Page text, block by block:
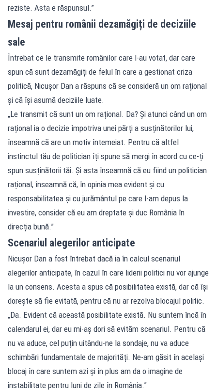
reziste. Asta e răspunsul.”
Mesaj pentru românii dezamăgiți de deciziile
sale
Întrebat ce le transmite românilor care l-au votat, dar care
spun că sunt dezamăgiți de felul în care a gestionat criza
politică, Nicușor Dan a răspuns că se consideră un om rațional
și că își asumă deciziile luate.
„Le transmit că sunt un om rațional. Da? Și atunci când un om
rațional ia o decizie împotriva unei părți a susținătorilor lui,
înseamnă că are un motiv întemeiat. Pentru că altfel
instinctul tău de politician îți spune să mergi în acord cu ce-ți
spun susținătorii tăi. Și asta înseamnă că eu fiind un politician
rațional, înseamnă că, în opinia mea evident și cu
responsabilitatea și cu jurământul pe care l-am depus la
investire, consider că eu am dreptate și duc România în
direcția bună.”
Scenariul alegerilor anticipate
Nicușor Dan a fost întrebat dacă ia în calcul scenariul
alegerilor anticipate, în cazul în care liderii politici nu vor ajunge
la un consens. Acesta a spus că posibilitatea există, dar că își
dorește să fie evitată, pentru că nu ar rezolva blocajul politic.
„Da. Evident că această posibilitate există. Nu suntem încă în
calendarul ei, dar eu mi-aș dori să evităm scenariul. Pentru că
nu va aduce, cel puțin uitându-ne la sondaje, nu va aduce
schimbări fundamentale de majorități. Ne-am găsit în același
blocaj în care suntem azi și în plus am da o imagine de
instabilitate pentru luni de zile în România.”